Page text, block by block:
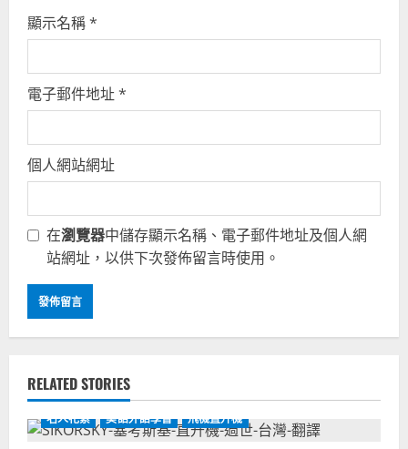
顯示名稱*
電子郵件地址*
個人網站網址
在瀏覽器中儲存顯示名稱、電子郵件地址及個人網
站網址，以供下次發佈留言時使用。
RELATED STORIES
名人花絮 美語外語學習 飛機直升機